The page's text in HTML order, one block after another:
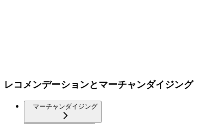
レコメンデーションとマーチャンダイジング
マーチャンダイジング